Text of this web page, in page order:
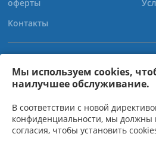
Мы используем cookies,
наилучшее обслуживание.
В соответствии с новой
конфиденциальности, мы должны
согласия, чтобы установить
оферты
Контакты
+38 (067) 565-
+38 (050) 359-